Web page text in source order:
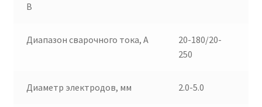
В
Диапазон сварочного тока, А
20-180/20-
250
Диаметр электродов, мм 2.0-5.0